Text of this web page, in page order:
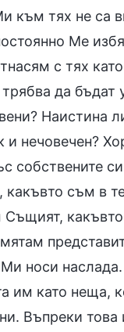
към тях не са
Ме
с тях
да бъдат
Наистина
и нечовечен?
собствените
съм в
Същият,
носи
им като неща,
Въпреки това